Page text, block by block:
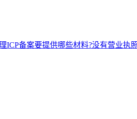
ICP备案要提供哪些材料?没有营业执